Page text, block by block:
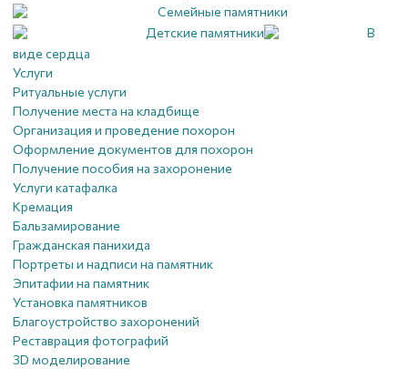
Семейные памятники
Детские памятники
В
виде сердца
Услуги
Ритуальные услуги
Получение места на кладбище
Организация и проведение похорон
Оформление документов для похорон
Получение пособия на захоронение
Услуги катафалка
Кремация
Бальзамирование
Гражданская панихида
Портреты и надписи на памятник
Эпитафии на памятник
Установка памятников
Благоустройство захоронений
Реставрация фотографий
3D моделирование